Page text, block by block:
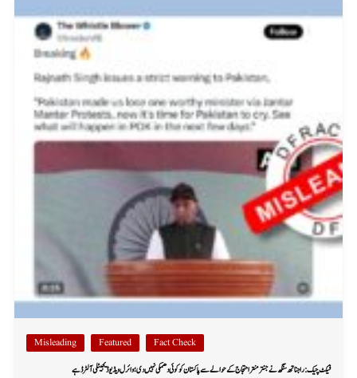
Fact Check
Featured
Misleading
فیکٹ چیک: راجناتھ سنگھ نے جنتر منتر احتجاج کے حوالے سے پاکستان کو کوئی دھمکی نہیں دی؛ وائرل ویڈیو ڈیجیٹلی آلٹرڈ ہے